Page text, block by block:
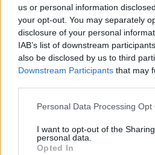
us or personal information
your opt-out. You may separately
disclosure of your personal
IAB’s list of downstream
also be disclosed by us to third
Downstream Participants that may
Please note that this website/app
not limited to your visit or usage
grant or deny consent to Google
Personal Data Processing Opt
I want to opt-out of the
personal data.
Opted In
prove su pista, cura il
cronaca' e conserva i
debutto tecnico in